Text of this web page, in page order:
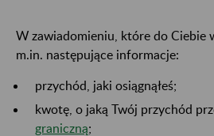
W zawiadomieniu, które do Ciebie
m.in. następujące informacje:
przychód, jaki osiągnąłeś;
kwotę, o jaką Twój przychód
graniczną;